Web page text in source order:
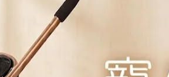
癒，抓握時也更符合手感，好拿好施力。
像金屬勺一樣刮傷罐頭內壁產生異味。
到罐頭油漬。